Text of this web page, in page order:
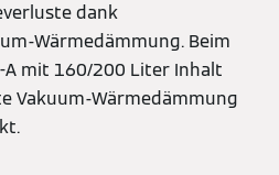
dank
Wärmedämmung. Beim
A mit 160/200 Liter Inhalt
Vakuum-Wärmedämmung